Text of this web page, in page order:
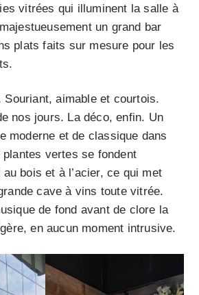
vitrées qui illuminent la salle à
un grand bar
plats faits sur mesure pour les
Souriant, aimable et courtois.
nos jours. La déco, enfin. Un
moderne et de classique dans
plantes vertes se fondent
bois et à l’acier, ce qui met
cave à vins toute vitrée.
de fond avant de clore la
en aucun moment intrusive.